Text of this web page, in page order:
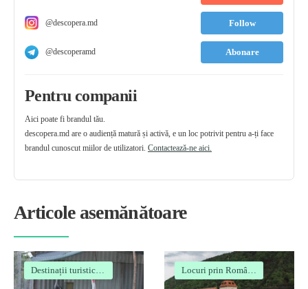
@descopera.md Follow
@descoperamd Abonare
Pentru companii
Aici poate fi brandul tău.
descopera.md are o audiență matură și activă, e un loc potrivit pentru a-ți face
brandul cunoscut miilor de utilizatori. Contactează-ne aici.
Articole asemănătoare
Destinații turistice
• Locuri prin România